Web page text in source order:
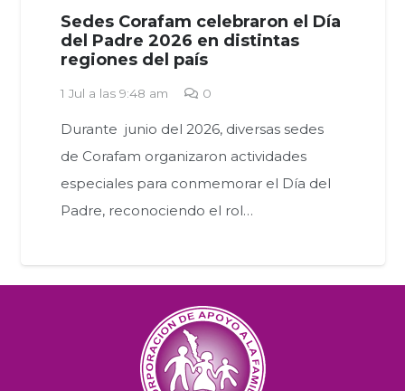
Sedes Corafam celebraron el Día
del Padre 2026 en distintas
regiones del país
1 Jul a las 9:48 am 0
Durante junio del 2026, diversas sedes
de Corafam organizaron actividades
especiales para conmemorar el Día del
Padre, reconociendo el rol…